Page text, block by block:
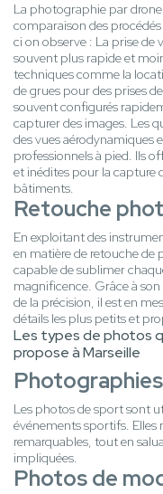
La photographie par
comparaison des
ci on observe : La prise de
souvent plus rapide et
techniques comme la
de grues pour des prises
souvent configurés
capturer des images. Les
des vues aérodynamiques
professionnels à pied. Ils
et inédites pour la capture
bâtiments.
Retouche
En exploitant des
en matière de retouche de
capable de sublimer
magnificence. Grâce à
de la précision, il est en
détails les plus petits et
Les types de photos
propose à Marseille
Les photos de sport sont
événements sportifs.
remarquables, tout en
impliquées.
Photos de